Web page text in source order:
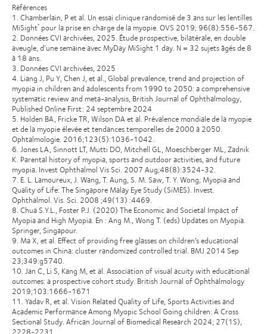
Références
1. Chamberlain, P et al. Un essai clinique randomisé de 3 ans sur les lentilles
MiSight® pour la prise en charge de la myopie. OVS 2019; 96(8):556-567.
2. Données CVI archivées, 2025. Étude prospective, bilatérale, en double
aveugle, d’une semaine avec MyDay MiSight 1 day. N = 32 sujets âgés de 8
à 18 ans.
3. Données CVI archivées, 2025
4. Liang J, Pu Y, Chen J, et al., Global prevalence, trend and projection of
myopia in children and adolescents from 1990 to 2050: a comprehensive
systematic review and meta-analysis, British Journal of Ophthalmology,
Published Online First: 24 septembre 2024
5. Holden BA, Fricke TR, Wilson DA et al. Prévalence mondiale de la myopie
et de la myopie élevée et tendances temporelles de 2000 à 2050.
Ophtalmologie. 2016;123(5):1036-1042.
6. Jones LA, Sinnott LT, Mutti DO, Mitchell GL, Moeschberger ML, Zadnik
K. Parental history of myopia, sports and outdoor activities, and future
myopia. Invest Ophthalmol Vis Sci. 2007 Aug;48(8):3524-32.
7. E. L. Lamoureux, J. Wang, T. Aung, S. M. Saw, T. Y. Wong; Myopia and
Quality of Life: The Singapore Malay Eye Study (SiMES). Invest.
Ophthalmol. Vis. Sci. 2008 ;49(13) :4469.
8. Chua S.Y.L., Foster P.J. (2020) The Economic and Societal Impact of
Myopia and High Myopia. En : Ang M., Wong T. (eds) Updates on Myopia.
Springer, Singapour.
9. Ma X, et al. Effect of providing free glasses on children’s educational
outcomes in China: cluster randomized controlled trial. BMJ 2014 Sep
23;349:g5740.
10. Jan C, Li S, Kang M, et al. Association of visual acuity with educational
outcomes: a prospective cohort study. British Journal of Ophthalmology
2019;103:1666-1671
11. Yadav R, et al. Vision Related Quality of Life, Sports Activities and
Academic Performance Among Myopic School Going children: A Cross
Sectional Study. African Journal of Biomedical Research 2024; 27(1S),
2228-2231.